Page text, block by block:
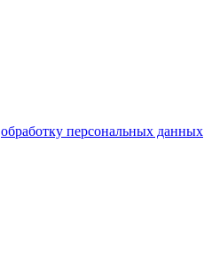
обработку персональных данных